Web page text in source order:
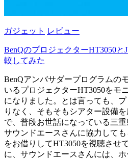
ガジェット レビュー
BenQのプロジェクターHT3050
較してみた
BenQアンバサダープログラムの
いるプロジェクターHT3050をモ
になりました。とは言っても、
りなく、そもそもシアター設備
で、普段お世話になっている三重
サウンドエースさんに協力して
をお借りしてHT3050を視聴させ
に、サウンドエースさんには、